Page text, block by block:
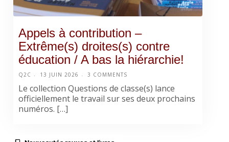
Appels à contribution –
Extrême(s) droites(s) contre
éducation / A bas la hiérarchie!
Q2C 13 JUIN 2026 3 COMMENTS
Le collection Questions de classe(s) lance
officiellement le travail sur ses deux prochains
numéros. […]